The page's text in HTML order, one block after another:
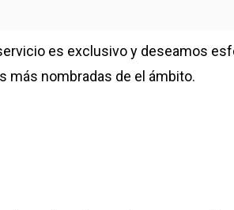
es exclusivo y deseamos
más nombradas de el ámbito.